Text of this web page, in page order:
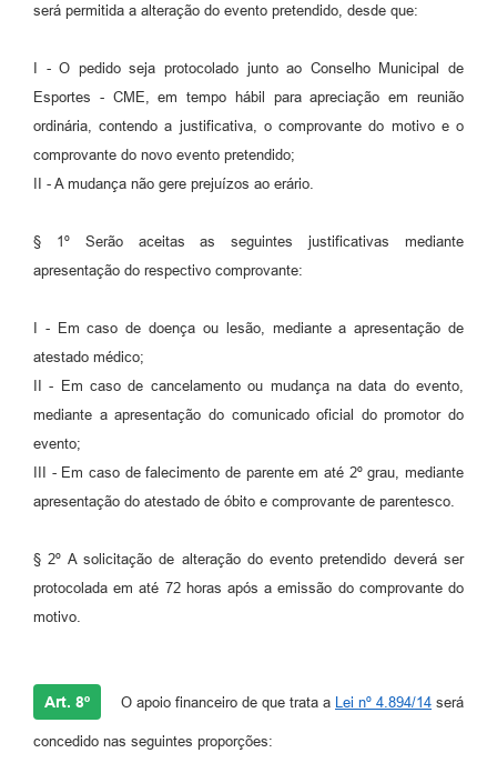
será permitida a alteração do evento pretendido, desde que:
I - O pedido seja protocolado junto ao Conselho Municipal de
Esportes - CME, em tempo hábil para apreciação em reunião
ordinária, contendo a justificativa, o comprovante do motivo e o
comprovante do novo evento pretendido;
II - A mudança não gere prejuízos ao erário.
§ 1º Serão aceitas as seguintes justificativas mediante
apresentação do respectivo comprovante:
I - Em caso de doença ou lesão, mediante a apresentação de
atestado médico;
II - Em caso de cancelamento ou mudança na data do evento,
mediante a apresentação do comunicado oficial do promotor do
evento;
III - Em caso de falecimento de parente em até 2º grau, mediante
apresentação do atestado de óbito e comprovante de parentesco.
§ 2º A solicitação de alteração do evento pretendido deverá ser
protocolada em até 72 horas após a emissão do comprovante do
motivo.
Art. 8º O apoio financeiro de que trata a Lei nº 4.894/14 será
concedido nas seguintes proporções: